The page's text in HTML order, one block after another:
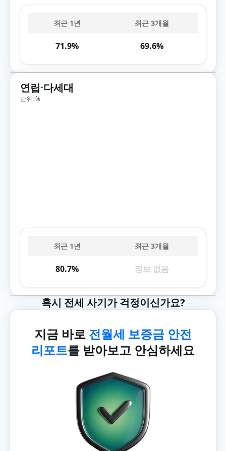
최근 1년 최근 3개월
71.9% 69.6%
연립·다세대
단위: %
최근 1년 최근 3개월
80.7% 정보 없음
혹시 전세 사기가 걱정이신가요?
지금 바로 전월세 보증금 안전
리포트를 받아보고 안심하세요